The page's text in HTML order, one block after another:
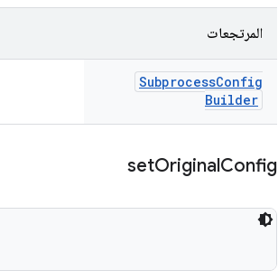
المرتجعات
SubprocessConfig
Builder
setOriginalConfig